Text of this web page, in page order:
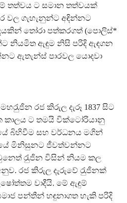
තත්වය ට සමාන තත්වයක්
වල ගැහැනුන්ට අඳින්නට
තෝරා පත්කරගත් (පොලිස්*
නියමිත ඇඳුම නිසි පරිදි ඇඳගන
ඇතැන්ස් පාරවල යොදවා
රජ කිරුල දැරූ 1837 සිට
ක කාලය ට තමයි වික්ටෝරියානු
බිහිවීම සහ වර්ධනය මගින්
මිනිසුනට ජීවත්වන්නට
රැුජින විසින් නියම කල
රජ කිරුල දැරුවේ රැුජිනක්
වාදීයි. මේ ඇඳුම්
පන්තීන් හඳුනාගත හැකි පරිදි